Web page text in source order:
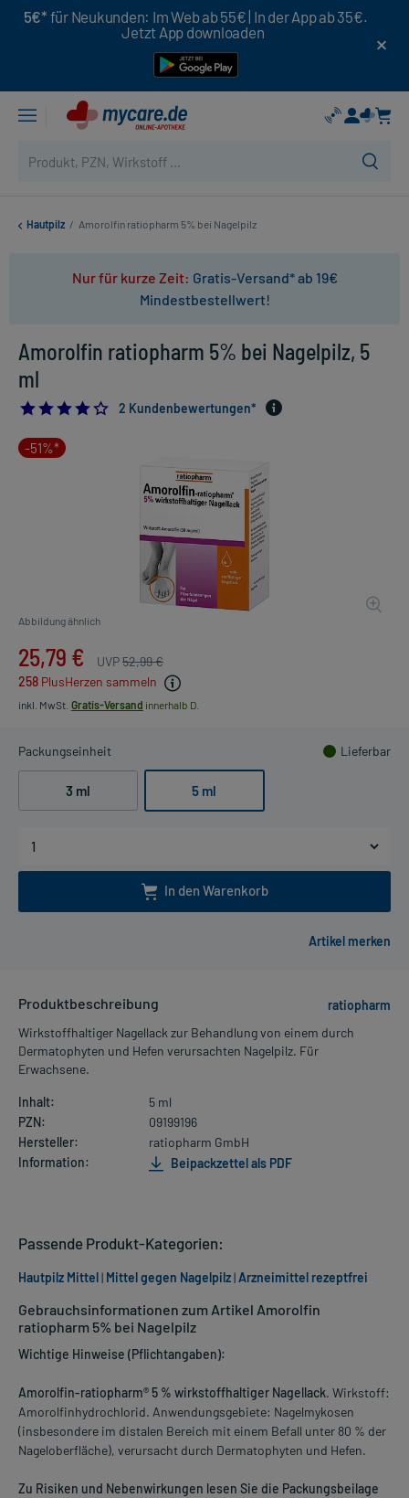
5€* für Neukunden: Im Web ab 55€ | In der App ab 35€.
Jetzt App downloaden
Hautpilz / Amorolfin ratiopharm 5% bei Nagelpilz
Nur für kurze Zeit: Gratis-Versand* ab 19€
Mindestbestellwert!
Amorolfin ratiopharm 5% bei Nagelpilz, 5
ml
4.0
2 Kundenbewertungen*
-51%*
Abbildung ähnlich
25,79 € UVP52,99 €
258 PlusHerzen sammeln
inkl. MwSt. Gratis-Versand innerhalb D.
Packungseinheit Lieferbar
3 ml 5 ml
In den Warenkorb
Produktbeschreibung
ratiopharm
Wirkstoffhaltiger Nagellack zur Behandlung von einem durch
Dermatophyten und Hefen verursachten Nagelpilz. Für
Erwachsene.
Inhalt:
5 ml
PZN:
09199196
Hersteller:
ratiopharm GmbH
Information:
Beipackzettel als PDF
Gebrauchsinformationen zum Artikel Amorolfin
ratiopharm 5% bei Nagelpilz
Wichtige Hinweise (Pflichtangaben):
Amorolfin-ratiopharm® 5 % wirkstoffhaltiger Nagellack. Wirkstoff:
Amorolfinhydrochlorid. Anwendungsgebiete: Nagelmykosen
(insbesondere im distalen Bereich mit einem Befall unter 80 % der
Nageloberfläche), verursacht durch Dermatophyten und Hefen.
Zu Risiken und Nebenwirkungen lesen Sie die Packungsbeilage
Passende Produkt-Kategorien:
Hautpilz Mittel| Mittel gegen Nagelpilz|Arzneimittel rezeptfrei